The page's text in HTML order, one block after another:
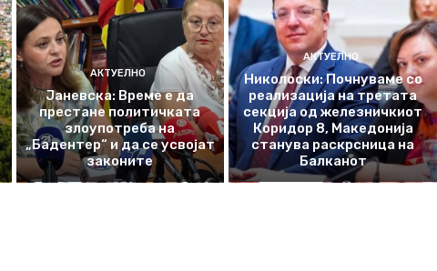
АКТУЕЛНО
Јаневска: Време е да
престане политичката
злоупотреба на
„Бадентер“ и да се усвојат
законите
АКТУЕЛНО
Николоски: Почнуваме со
реализација на третата
секција од железничкиот
Коридор 8, Македонија
станува раскрсница на
Балканот